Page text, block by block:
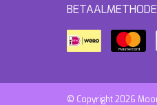
© Copyright 2026